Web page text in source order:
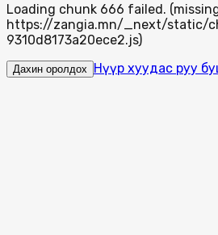
Loading chunk 666 failed.
https://zangia.mn/_next/static/
9310d8173a20ece2.js)
Дахин оролдох Нүүр хуудас руу